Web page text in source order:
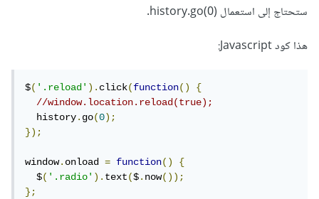
ستحتاج إلى استعمال (history.go(0.
هذا كود Javascript:
$('.reload').click(function()
{
//window.location.reload(true);
  history
.go(0);
});
window.onload = function()
{
  $
('.radio').text($.now());
};